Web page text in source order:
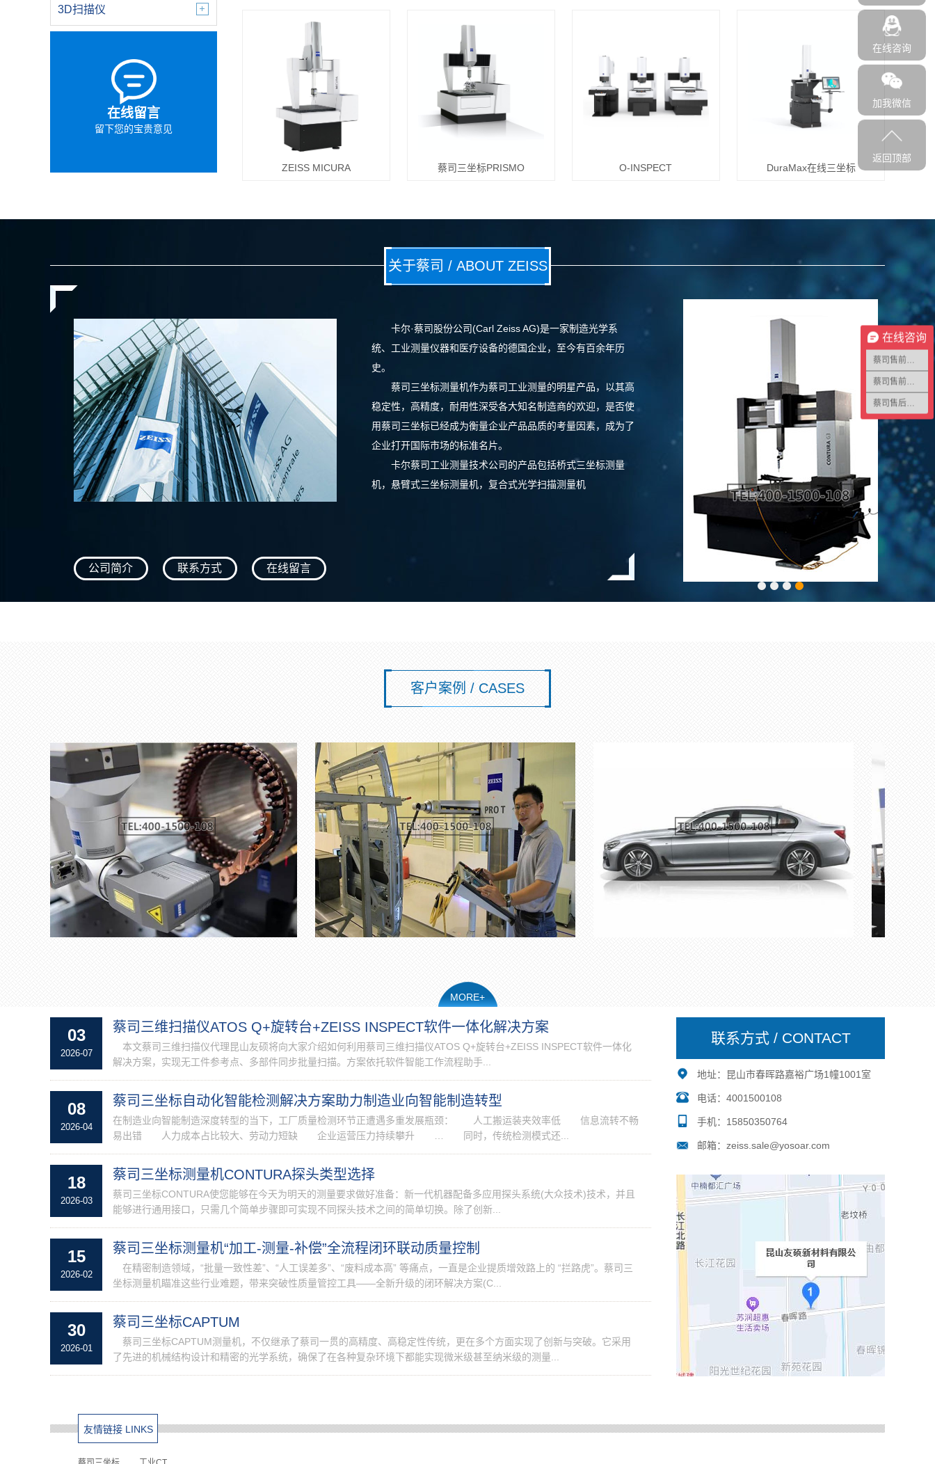
3D扫描仪
在线留言
留下您的宝贵意见
ZEISS MICURA 蔡司三坐标PRISMO O-INSPECT DuraMax在线三坐标
关于蔡司 / ABOUT ZEISS
卡尔·蔡司股份公司(Carl Zeiss AG)是一家制造光学系
统、工业测量仪器和医疗设备的德国企业，至今有百余年历
史。
蔡司三坐标测量机作为蔡司工业测量的明星产品，以其高
稳定性，高精度，耐用性深受各大知名制造商的欢迎，是否使
用蔡司三坐标已经成为衡量企业产品品质的考量因素，成为了
企业打开国际市场的标准名片。
卡尔蔡司工业测量技术公司的产品包括桥式三坐标测量
机，悬臂式三坐标测量机，复合式光学扫描测量机
公司简介 联系方式 在线留言
客户案例 / CASES
MORE+
03
2026-07
蔡司三维扫描仪ATOS Q+旋转台+ZEISS INSPECT软件一体化解决方案
本文蔡司三维扫描仪代理昆山友硕将向大家介绍如何利用蔡司三维扫描仪ATOS Q+旋转台+ZEISS INSPECT软件一体化
解决方案，实现无工件参考点、多部件同步批量扫描。方案依托软件智能工作流程助手...
08
2026-04
蔡司三坐标自动化智能检测解决方案助力制造业向智能制造转型
在制造业向智能制造深度转型的当下，工厂质量检测环节正遭遇多重发展瓶颈： 人工搬运装夹效率低 信息流转不畅
易出错 人力成本占比较大、劳动力短缺 企业运营压力持续攀升 … 同时，传统检测模式还...
18
2026-03
蔡司三坐标测量机CONTURA探头类型选择
蔡司三坐标CONTURA使您能够在今天为明天的测量要求做好准备：新一代机器配备多应用探头系统(大众技术)技术，并且
能够进行通用接口，只需几个简单步骤即可实现不同探头技术之间的简单切换。除了创新...
15
2026-02
蔡司三坐标测量机“加工-测量-补偿”全流程闭环联动质量控制
在精密制造领域，“批量一致性差”、“人工误差多”、“废料成本高” 等痛点，一直是企业提质增效路上的 “拦路虎”。蔡司三
坐标测量机瞄准这些行业难题，带来突破性质量管控工具——全新升级的闭环解决方案(C...
30
2026-01
蔡司三坐标CAPTUM
蔡司三坐标CAPTUM测量机，不仅继承了蔡司一贯的高精度、高稳定性传统，更在多个方面实现了创新与突破。它采用
了先进的机械结构设计和精密的光学系统，确保了在各种复杂环境下都能实现微米级甚至纳米级的测量...
联系方式 / CONTACT
地址：昆山市春晖路嘉裕广场1幢1001室
电话：4001500108
手机：15850350764
邮箱：zeiss.sale@yosoar.com
友情链接 LINKS
在线咨询
加我微信
返回顶部
在线咨询
蔡司售前咨询1
蔡司售前咨询2
蔡司售后咨询